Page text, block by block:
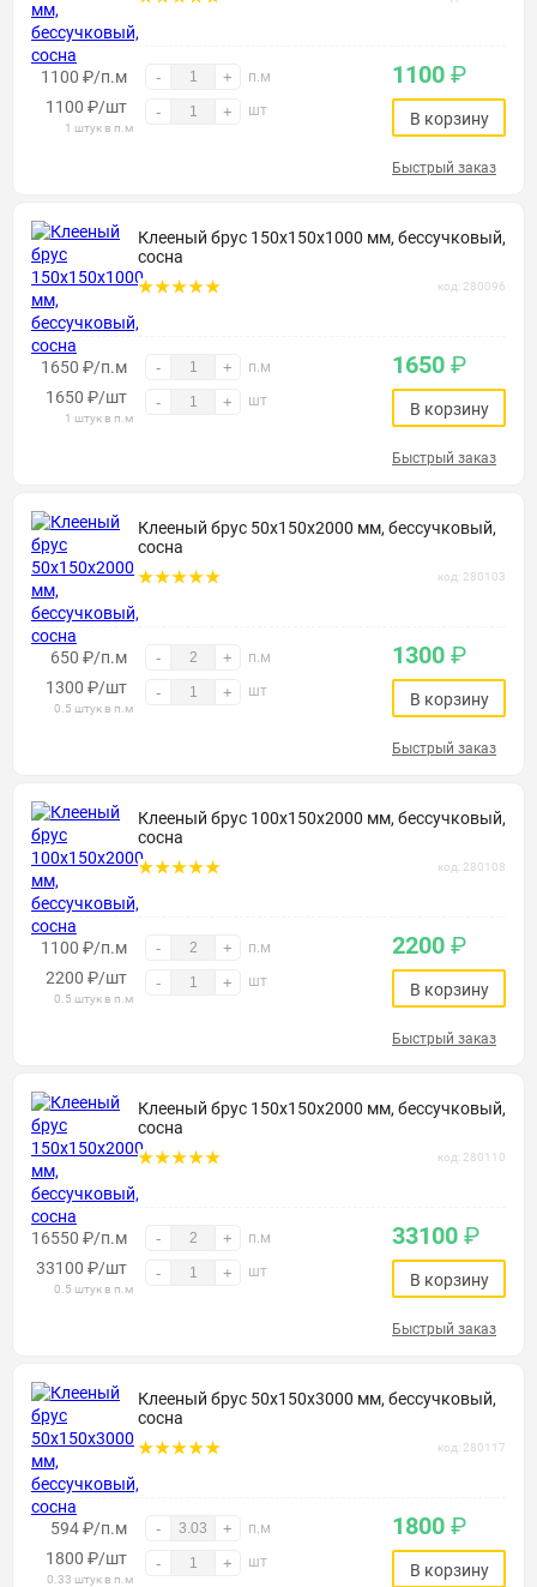
1100 ₽/п.м - + п.м
1100 ₽/шт
1 штук в п.м
- + шт
1100 ₽
В корзину
Быстрый заказ
Клееный брус 150х150х1000 мм, бессучковый,
сосна
код: 280096
1650 ₽/п.м - + п.м
1650 ₽/шт
1 штук в п.м
- + шт
1650 ₽
В корзину
Быстрый заказ
Клееный брус 50х150х2000 мм, бессучковый,
сосна
код: 280103
650 ₽/п.м - + п.м
1300 ₽/шт
0.5 штук в п.м
- + шт
1300 ₽
В корзину
Быстрый заказ
Клееный брус 100х150х2000 мм, бессучковый,
сосна
код: 280108
1100 ₽/п.м - + п.м
2200 ₽/шт
0.5 штук в п.м
- + шт
2200 ₽
В корзину
Быстрый заказ
Клееный брус 150х150х2000 мм, бессучковый,
сосна
код: 280110
16550 ₽/п.м - + п.м
33100 ₽/шт
0.5 штук в п.м
- + шт
33100 ₽
В корзину
Быстрый заказ
Клееный брус 50х150х3000 мм, бессучковый,
сосна
код: 280117
594 ₽/п.м - + п.м
1800 ₽/шт
0.33 штук в п.м
- + шт
1800 ₽
В корзину